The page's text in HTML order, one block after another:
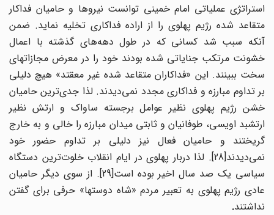
استراتژی عملیاتی امام خمینی توانست نیروها و حامیان فداکار
متقاعد شده رژیم پهلوی را از اراده فداکاری تخلیه نماید. ضمن
آنکه سبب شد کسانی که در طول دهه‌های گذشته با اعمال
خشونت مرتکب جنایاتی شده بودند خود را در معرض مجازاتهای
سخت ببینند. این «فداکاران متقاعد شده غیر معقتد» هیچ دلیلی
بر تداوم مبارزه و فداکاری مجدد نمی‌دیدند. لذا جدی‌ترین حامیان
خشن رژیم پهلوی نظیر عوامل برجسته ساواک و ارتش نظیر
ارتشبد اویسی، طوفانیان و ثابتی میدان مبارزه را خالی و به خارج
گریختند و حامیان فعال نیز دلیلی بر تداوم حضور خود
نمی‌دیدند[28]. لذا دربار پهلوی در ایام انقلاب خلوت‌ترین دستگاه
سیاسی یک صد سال اخیر بوده است[29]. از سوی دیگر حامیان
عادی رژیم پهلوی به تعبیر مردم «شاه دوستها» حرفی برای گفتن
نداشتند.